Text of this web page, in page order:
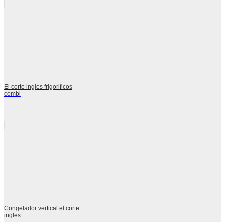
El corte ingles frigorificos
combi
Congelador vertical el corte
ingles